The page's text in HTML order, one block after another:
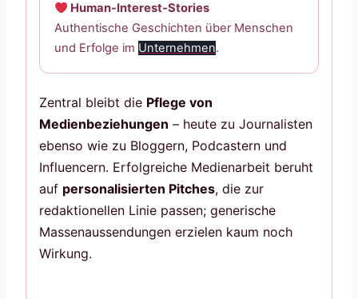
Human-Interest-Stories
Authentische Geschichten über Menschen
und Erfolge im Unternehmen.
Zentral bleibt die Pflege von
Medienbeziehungen – heute zu Journalisten
ebenso wie zu Bloggern, Podcastern und
Influencern. Erfolgreiche Medienarbeit beruht
auf personalisierten Pitches, die zur
redaktionellen Linie passen; generische
Massenaussendungen erzielen kaum noch
Wirkung.